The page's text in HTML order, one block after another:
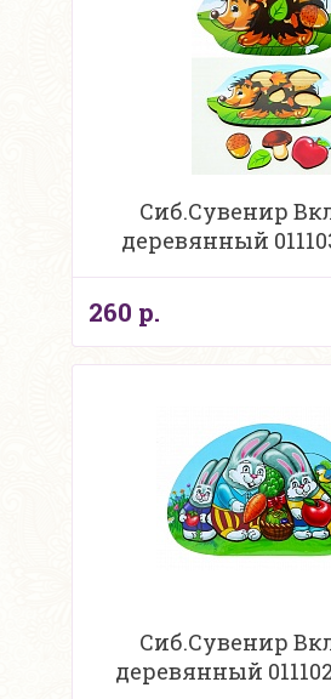
Сиб.Сувенир
деревянный
260 р.
Сиб.Сувенир
деревянный